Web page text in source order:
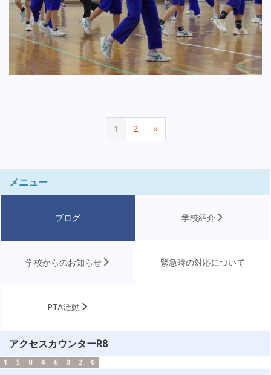
1 2 »
メニュー
ブログ 学校紹介
学校からのお知らせ 緊急時の対応について
PTA活動
アクセスカウンターR8
1 5 8 4 6 0 2 0